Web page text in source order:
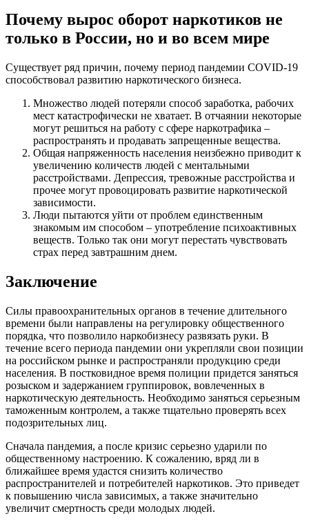
Почему вырос оборот наркотиков не
только в России, но и во всем мире
Существует ряд причин, почему период пандемии COVID-19
способствовал развитию наркотического бизнеса.
Множество людей потеряли способ заработка, рабочих
мест катастрофически не хватает. В отчаянии некоторые
могут решиться на работу с сфере наркотрафика –
распространять и продавать запрещенные вещества.
Общая напряженность населения неизбежно приводит к
увеличению количеств людей с ментальными
расстройствами. Депрессия, тревожные расстройства и
прочее могут провоцировать развитие наркотической
зависимости.
Люди пытаются уйти от проблем единственным
знакомым им способом – употребление психоактивных
веществ. Только так они могут перестать чувствовать
страх перед завтрашним днем.
Заключение
Силы правоохранительных органов в течение длительного
времени были направлены на регулировку общественного
порядка, что позволило наркобизнесу развязать руки. В
течение всего периода пандемии они укрепляли свои позиции
на российском рынке и распространяли продукцию среди
населения. В постковидное время полиции придется заняться
розыском и задержанием группировок, вовлеченных в
наркотическую деятельность. Необходимо заняться серьезным
таможенным контролем, а также тщательно проверять всех
подозрительных лиц.
Сначала пандемия, а после кризис серьезно ударили по
общественному настроению. К сожалению, вряд ли в
ближайшее время удастся снизить количество
распространителей и потребителей наркотиков. Это приведет
к повышению числа зависимых, а также значительно
увеличит смертность среди молодых людей.